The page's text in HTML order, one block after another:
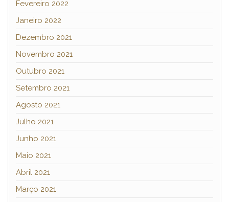
Fevereiro 2022
Janeiro 2022
Dezembro 2021
Novembro 2021
Outubro 2021
Setembro 2021
Agosto 2021
Julho 2021
Junho 2021
Maio 2021
Abril 2021
Março 2021